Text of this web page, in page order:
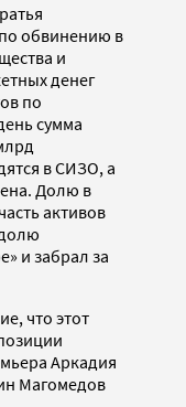
обвинению в
и
денег
по
сумма
в СИЗО, а
Долю в
активов
и забрал за
что этот
Аркадия
Магомедов